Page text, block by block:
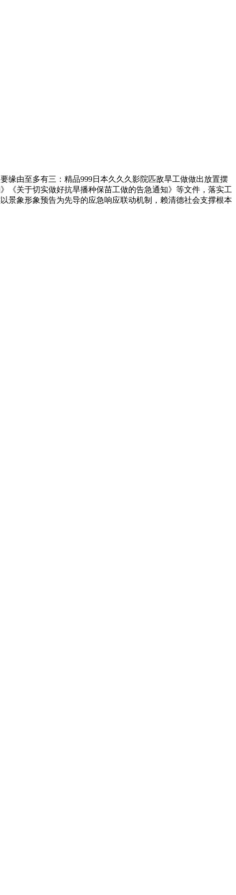
由至多有三：精品999日本久久久影院匹敌旱工做做出放置摆
《关于切实做好抗旱播种保苗工做的告急通知》等文件，落实工
景象形象预告为先导的应急响应联动机制，赖清德社会支撑根本